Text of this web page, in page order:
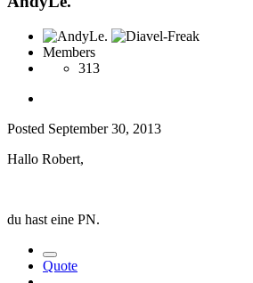
Members
313
Posted September 30, 2013
Hallo Robert,
du hast eine PN.
Quote